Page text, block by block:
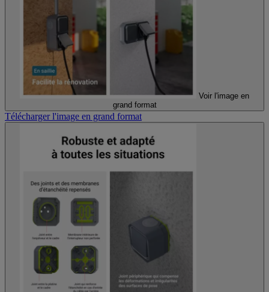
Voir l'image en
grand format
Télécharger l'image en grand format